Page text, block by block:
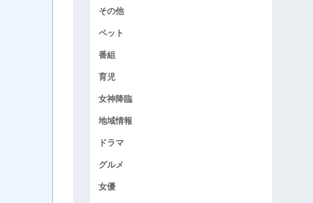
その他
ペット
番組
育児
女神降臨
地域情報
ドラマ
グルメ
女優